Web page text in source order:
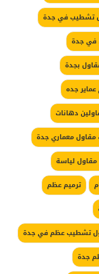
تشطيب في جدة
في جدة
بجدة
جده
دهانات
معماري جدة
لياسة
ترميم عظم
تشطيب عظم في جدة
جدة